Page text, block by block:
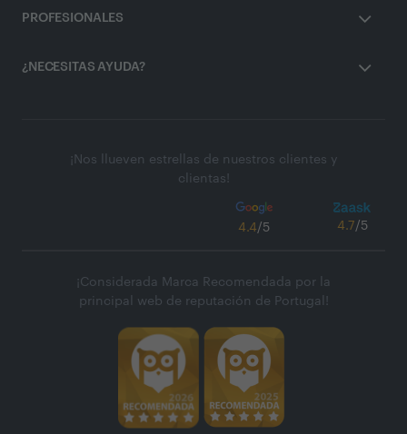
PROFESIONALES
¿NECESITAS AYUDA?
¡Nos llueven estrellas de nuestros clientes y
clientas!
4.4/5 4.7/5
¡Considerada Marca Recomendada por la
principal web de reputación de Portugal!